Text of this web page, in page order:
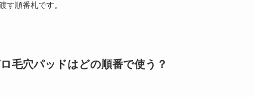
す順番札です。
毛穴パッドはどの順番で使う？